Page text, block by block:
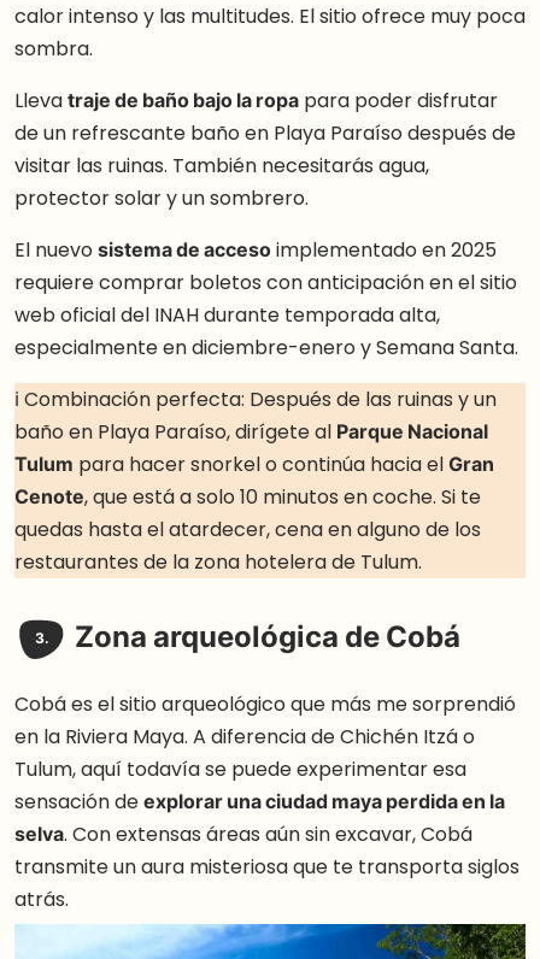
calor intenso y las multitudes. El sitio ofrece muy poca
sombra.
Llevatraje de baño bajo la ropa para poder disfrutar
de un refrescante baño en Playa Paraíso después de
visitar las ruinas. También necesitarás agua,
protector solar y un sombrero.
El nuevosistema de accesoimplementado en 2025
requiere comprar boletos con anticipación en el sitio
web oficial del INAH durante temporada alta,
especialmente en diciembre-enero y Semana Santa.
ℹ️ Combinación perfecta: Después de las ruinas y un
baño en Playa Paraíso, dirígete al Parque Nacional
Tulum para hacer snorkel o continúa hacia elGran
Cenote, que está a solo 10 minutos en coche. Si te
quedas hasta el atardecer, cena en alguno de los
restaurantes de la zona hotelera de Tulum.
3. Zona arqueológica de Cobá
Cobá es el sitio arqueológico que más me sorprendió
en la Riviera Maya. A diferencia de Chichén Itzá o
Tulum, aquí todavía se puede experimentar esa
sensación deexplorar una ciudad maya perdida en la
selva. Con extensas áreas aún sin excavar, Cobá
transmite un aura misteriosa que te transporta siglos
atrás.